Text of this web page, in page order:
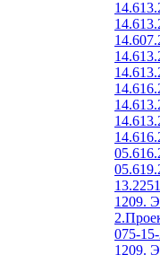
1209.
2.
075-
1209.